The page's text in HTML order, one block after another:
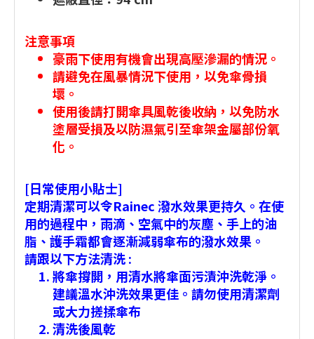
注意事項
豪雨下使用有機會出現高壓滲漏的情況。
請避免在風暴情況下使用，以免傘骨損
壞。
使用後請打開傘具風乾後收納，以免防水
塗層受損及以防濕氣引至傘架金屬部份氧
化。
[日常使用小貼士]
定期清潔可以令Rainec 潑水效果更持久。在使
用的過程中，雨滴、空氣中的灰塵、手上的油
脂、護手霜都會逐漸減弱傘布的潑水效果。
請跟以下方法清洗 :
將傘撐開，用清水將傘面污漬沖洗乾淨。
建議溫水沖洗效果更佳。請勿使用清潔劑
或大力搓揉傘布
清洗後風乾